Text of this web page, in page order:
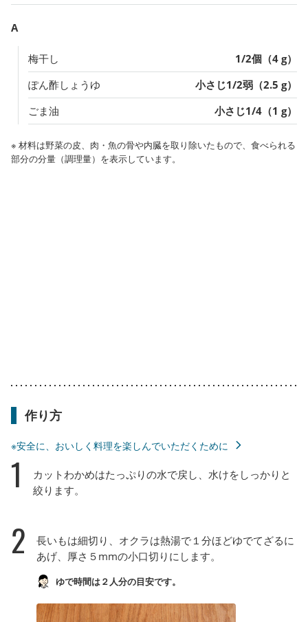
A
梅干し
1/2個（4 g）
ぽん酢しょうゆ
小さじ1/2弱（2.5 g）
ごま油
小さじ1/4（1 g）
※ 材料は野菜の皮、肉・魚の骨や内臓を取り除いたもので、食べられる
部分の分量（調理量）を表示しています。
作り方
※安全に、おいしく料理を楽しんでいただくために
1
カットわかめはたっぷりの水で戻し、水けをしっかりと
絞ります。
2
長いもは細切り、オクラは熱湯で１分ほどゆでてざるに
あげ、厚さ５mmの小口切りにします。
ゆで時間は２人分の目安です。